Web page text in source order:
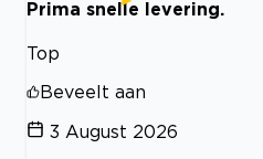
Prima snelle levering.
Top
Beveelt aan
3 August 2026